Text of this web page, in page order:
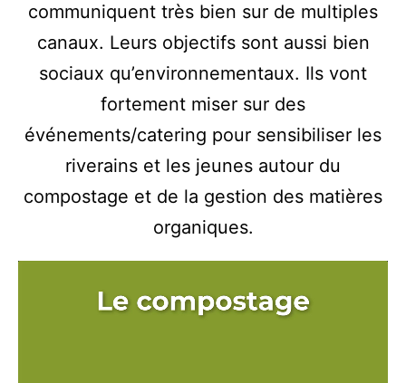
communiquent très bien sur de multiples
canaux. Leurs objectifs sont aussi bien
sociaux qu’environnementaux. Ils vont
fortement miser sur des
événements/catering pour sensibiliser les
riverains et les jeunes autour du
compostage et de la gestion des matières
organiques.